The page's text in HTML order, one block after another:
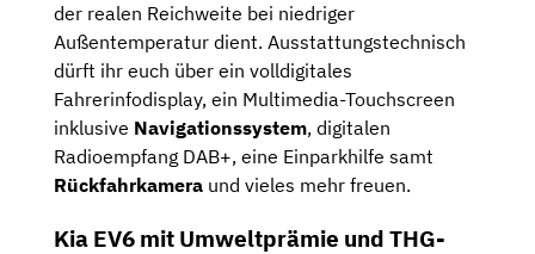
der realen Reichweite bei niedriger
Außentemperatur dient. Ausstattungstechnisch
dürft ihr euch über ein volldigitales
Fahrerinfodisplay, ein Multimedia-Touchscreen
inklusive Navigationssystem, digitalen
Radioempfang DAB+, eine Einparkhilfe samt
Rückfahrkamera und vieles mehr freuen.
Kia EV6 mit Umweltprämie und THG-